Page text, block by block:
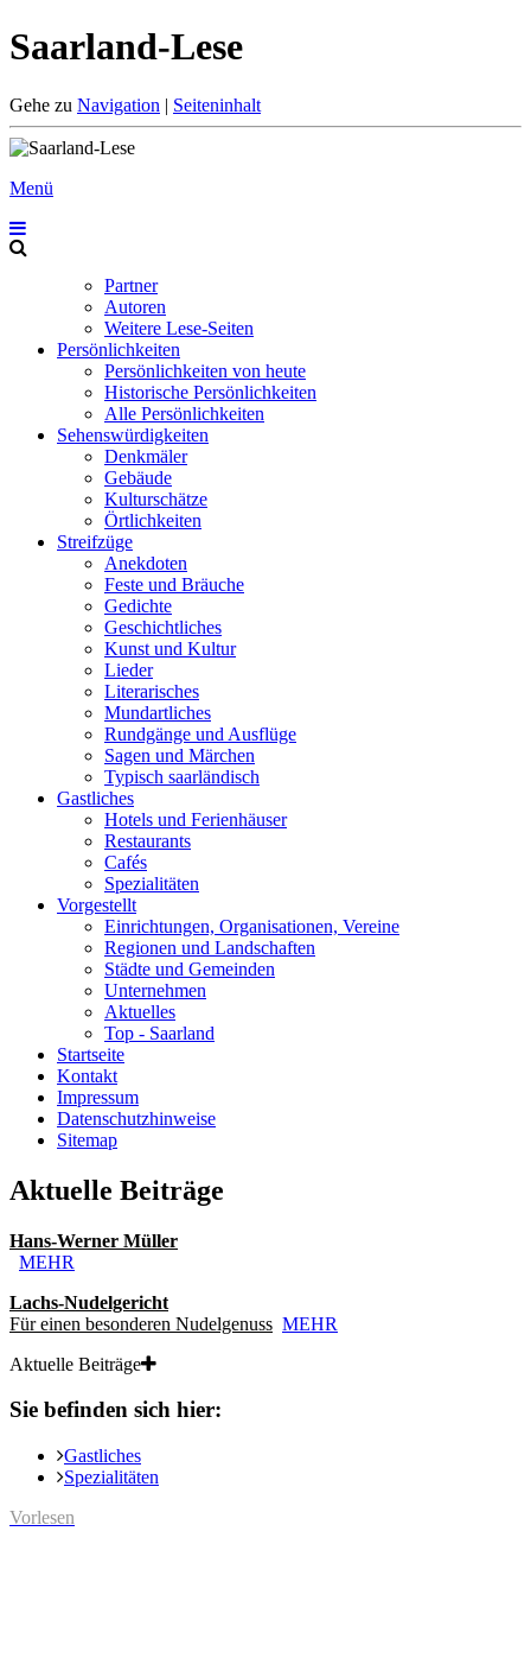
Saarland-Lese
Gehe zu Navigation | Seiteninhalt
Menü
Partner
Autoren
Weitere Lese-Seiten
Persönlichkeiten
Persönlichkeiten von heute
Historische Persönlichkeiten
Alle Persönlichkeiten
Sehenswürdigkeiten
Denkmäler
Gebäude
Kulturschätze
Örtlichkeiten
Streifzüge
Anekdoten
Feste und Bräuche
Gedichte
Geschichtliches
Kunst und Kultur
Lieder
Literarisches
Mundartliches
Rundgänge und Ausflüge
Sagen und Märchen
Typisch saarländisch
Gastliches
Hotels und Ferienhäuser
Restaurants
Cafés
Spezialitäten
Vorgestellt
Einrichtungen, Organisationen, Vereine
Regionen und Landschaften
Städte und Gemeinden
Unternehmen
Aktuelles
Top - Saarland
Startseite
Kontakt
Impressum
Datenschutzhinweise
Sitemap
Aktuelle Beiträge
Hans-Werner Müller
MEHR
Lachs-Nudelgericht
Für einen besonderen Nudelgenuss MEHR
Aktuelle Beiträge
Sie befinden sich hier:
Gastliches
Spezialitäten
Vorlesen